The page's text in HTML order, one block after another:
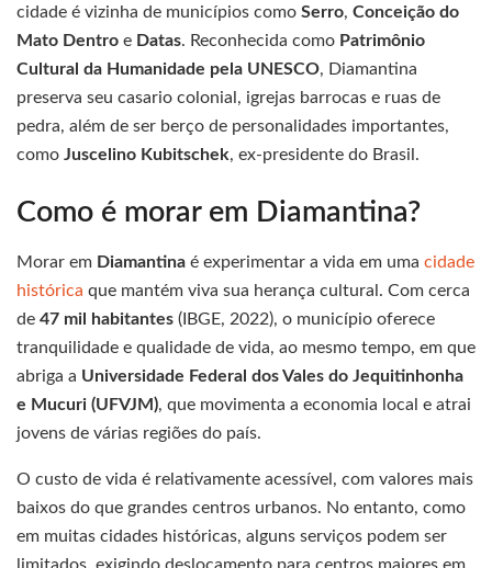
cidade é vizinha de municípios como Serro, Conceição do
Mato Dentro e Datas. Reconhecida como Patrimônio
Cultural da Humanidade pela UNESCO, Diamantina
preserva seu casario colonial, igrejas barrocas e ruas de
pedra, além de ser berço de personalidades importantes,
como Juscelino Kubitschek, ex-presidente do Brasil.
Como é morar em Diamantina?
Morar em Diamantina é experimentar a vida em uma cidade
histórica que mantém viva sua herança cultural. Com cerca
de 47 mil habitantes (IBGE, 2022), o município oferece
tranquilidade e qualidade de vida, ao mesmo tempo, em que
abriga a Universidade Federal dos Vales do Jequitinhonha
e Mucuri (UFVJM), que movimenta a economia local e atrai
jovens de várias regiões do país.
O custo de vida é relativamente acessível, com valores mais
baixos do que grandes centros urbanos. No entanto, como
em muitas cidades históricas, alguns serviços podem ser